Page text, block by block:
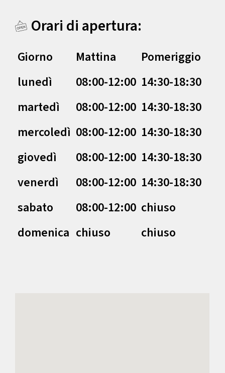
Orari di apertura:
Giorno Mattina
Pomeriggio
lunedì
08:00-12:00 14:30-18:30
martedì
08:00-12:00 14:30-18:30
mercoledì 08:00-12:00 14:30-18:30
giovedì
08:00-12:00 14:30-18:30
venerdì
08:00-12:00 14:30-18:30
sabato
08:00-12:00 chiuso
domenica chiuso chiuso